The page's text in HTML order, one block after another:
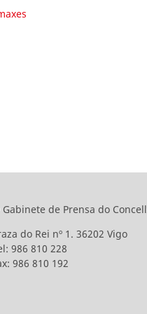
de Prensa do
do Rei nº 1. 36202 Vigo
986 810 228
986 810 192